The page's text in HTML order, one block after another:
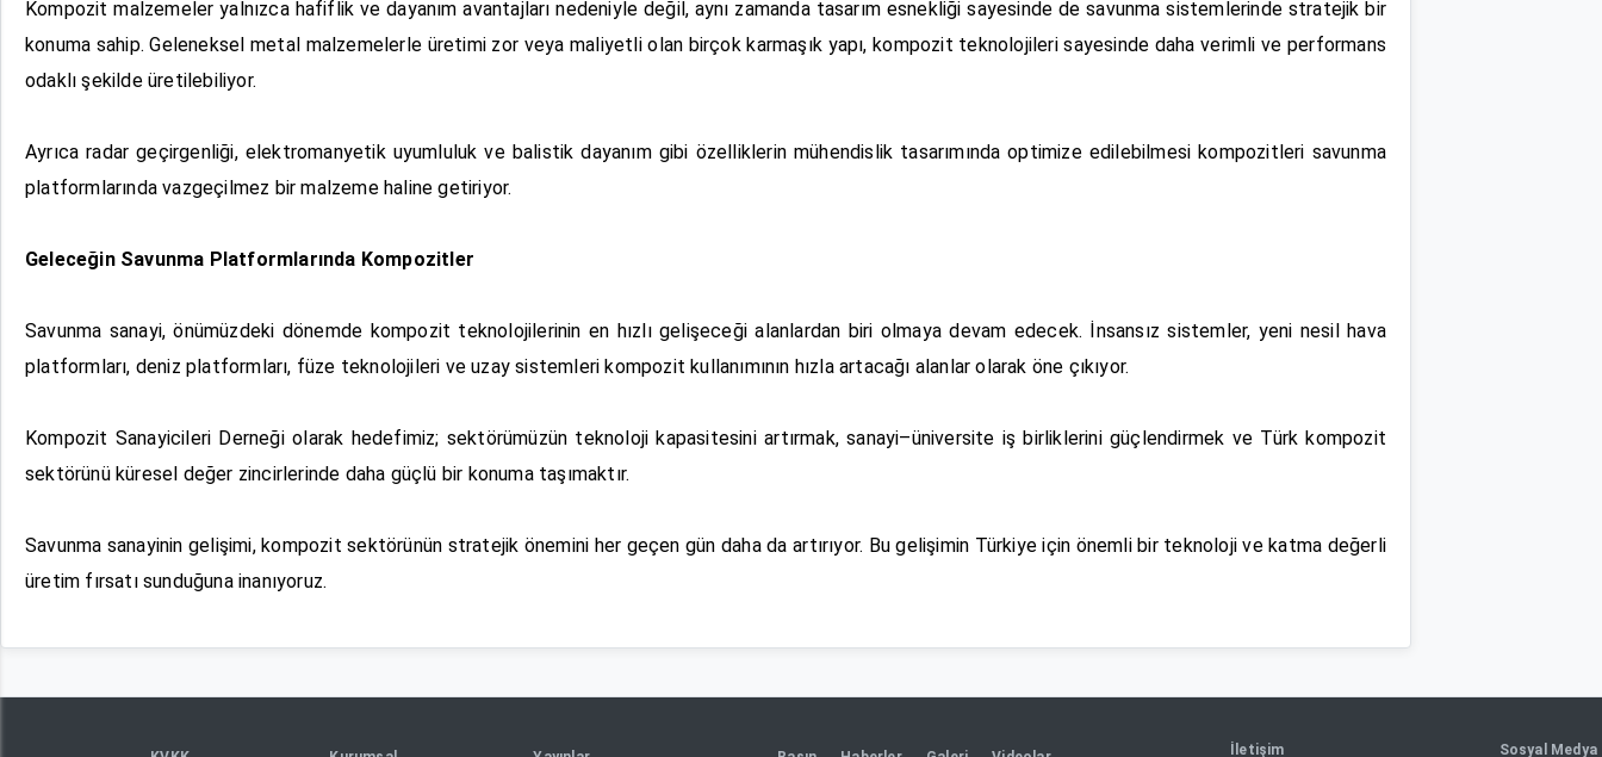
Kompozit malzemeler yalnızca hafiflik ve dayanım avantajları nedeniyle değil, aynı zamanda tasarım esnekliği sayesinde de savunma sistemlerinde stratejik bir
konuma sahip. Geleneksel metal malzemelerle üretimi zor veya maliyetli olan birçok karmaşık yapı, kompozit teknolojileri sayesinde daha verimli ve performans
odaklı şekilde üretilebiliyor.
Ayrıca radar geçirgenliği, elektromanyetik uyumluluk ve balistik dayanım gibi özelliklerin mühendislik tasarımında optimize edilebilmesi kompozitleri savunma
platformlarında vazgeçilmez bir malzeme haline getiriyor.
Geleceğin Savunma Platformlarında Kompozitler
Savunma sanayi, önümüzdeki dönemde kompozit teknolojilerinin en hızlı gelişeceği alanlardan biri olmaya devam edecek. İnsansız sistemler, yeni nesil hava
platformları, deniz platformları, füze teknolojileri ve uzay sistemleri kompozit kullanımının hızla artacağı alanlar olarak öne çıkıyor.
Kompozit Sanayicileri Derneği olarak hedefimiz; sektörümüzün teknoloji kapasitesini artırmak, sanayi–üniversite iş birliklerini güçlendirmek ve Türk kompozit
sektörünü küresel değer zincirlerinde daha güçlü bir konuma taşımaktır.
Savunma sanayinin gelişimi, kompozit sektörünün stratejik önemini her geçen gün daha da artırıyor. Bu gelişimin Türkiye için önemli bir teknoloji ve katma değerli
üretim fırsatı sunduğuna inanıyoruz.
İletişim Sosyal Medya